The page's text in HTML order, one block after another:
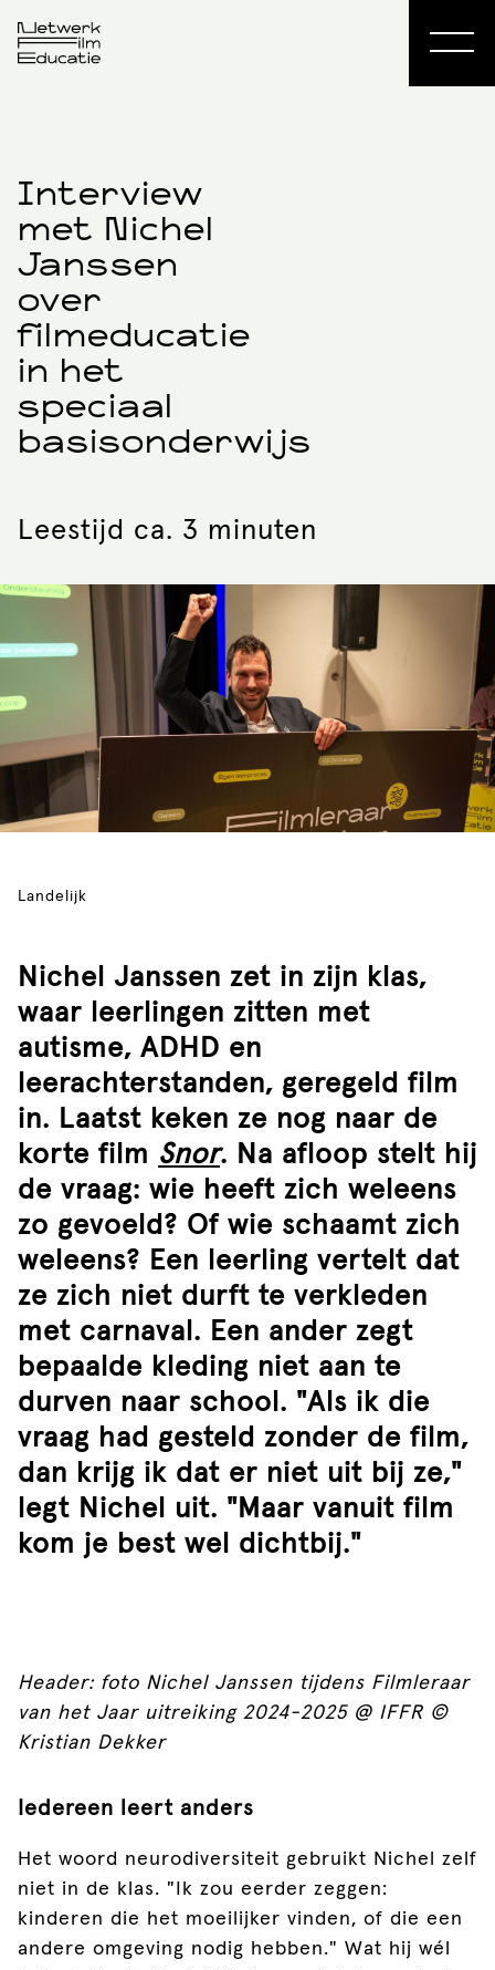
Interview
met Nichel
Janssen
over
filmeducatie
in het
speciaal
basisonderwijs
Leestijd ca. 3 minuten
Landelijk
Nichel Janssen zet in zijn klas,
waar leerlingen zitten met
autisme, ADHD en
leerachterstanden, geregeld film
in. Laatst keken ze nog naar de
korte film Snor. Na afloop stelt hij
de vraag: wie heeft zich weleens
zo gevoeld? Of wie schaamt zich
weleens? Een leerling vertelt dat
ze zich niet durft te verkleden
met carnaval. Een ander zegt
bepaalde kleding niet aan te
durven naar school. "Als ik die
vraag had gesteld zonder de film,
dan krijg ik dat er niet uit bij ze,"
legt Nichel uit. "Maar vanuit film
kom je best wel dichtbij."
Header: foto Nichel Janssen tijdens Filmleraar
van het Jaar uitreiking 2024-2025 @ IFFR ©
Kristian Dekker
Iedereen leert anders
Het woord neurodiversiteit gebruikt Nichel zelf
niet in de klas. "Ik zou eerder zeggen:
kinderen die het moeilijker vinden, of die een
andere omgeving nodig hebben." Wat hij wél